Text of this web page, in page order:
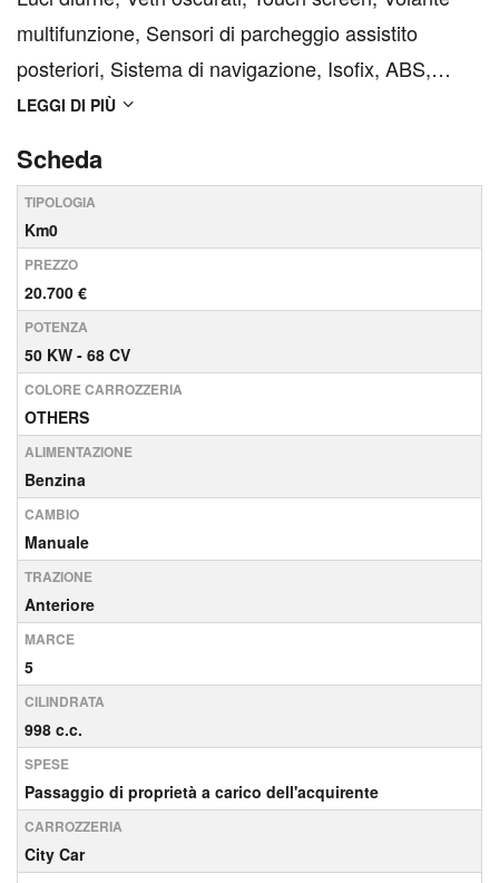
multifunzione, Sensori di parcheggio assistito
posteriori, Sistema di navigazione, Isofix, ABS,
USB, Climatizzatore, MP3, ESP, Airbag laterali, Fari
centralizzata, Airbag passeggero, Bluetooth,
Bracciol...
LEGGI DI PIÙ
Scheda
TIPOLOGIA
Km0
PREZZO
20.700 €
POTENZA
50 KW - 68 CV
COLORE CARROZZERIA
OTHERS
ALIMENTAZIONE
Benzina
CAMBIO
Manuale
TRAZIONE
Anteriore
MARCE
5
CILINDRATA
998 c.c.
SPESE
Passaggio di proprietà a carico dell'acquirente
CARROZZERIA
City Car